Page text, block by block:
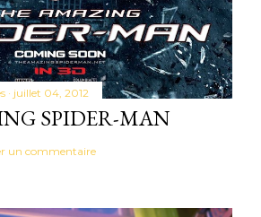
juillet 04, 2012
SPIDER-MAN
un commentaire